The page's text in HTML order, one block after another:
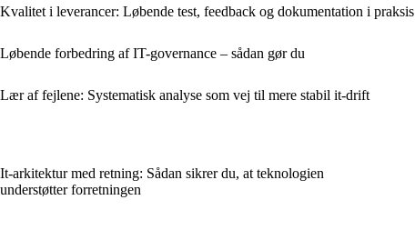
Kvalitet i leverancer: Løbende test, feedback og dokumentation i praksis
Løbende forbedring af IT-governance – sådan gør du
Lær af fejlene: Systematisk analyse som vej til mere stabil it-drift
It-arkitektur med retning: Sådan sikrer du, at teknologien
understøtter forretningen